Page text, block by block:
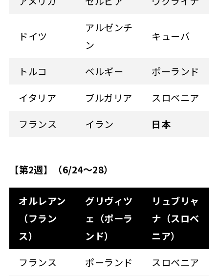
ドイツ
アルゼンチ
ン
キューバ
トルコ ベルギー
ポーランド
イタリア
ブルガリア
スロベニア
フランス
イラン 日本
【第2週】（6/24～28）
オルレアン
（フラン
ス）
グリヴィツ
ェ（ポーラ
ンド）
リュブリャ
ナ（スロベ
ニア）
フランス
ポーランド
スロベニア